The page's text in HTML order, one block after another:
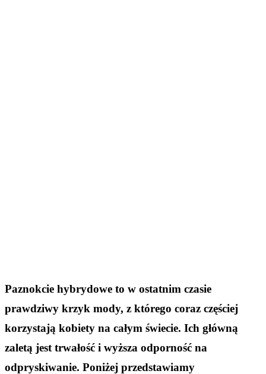
Paznokcie hybrydowe to w ostatnim czasie
prawdziwy krzyk mody, z którego coraz częściej
korzystają kobiety na całym świecie. Ich główną
zaletą jest trwałość i wyższa odporność na
odpryskiwanie. Poniżej przedstawiamy